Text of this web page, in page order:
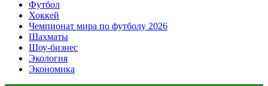
Футбол
Хоккей
Чемпионат мира по футболу 2026
Шахматы
Шоу-бизнес
Экология
Экономика